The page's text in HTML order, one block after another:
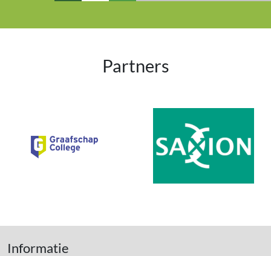
Partners
Informatie